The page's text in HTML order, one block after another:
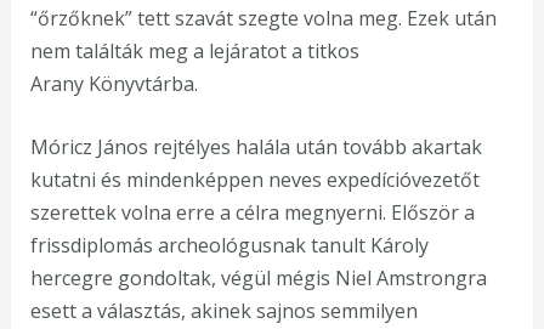
“őrzőknek” tett szavát szegte volna meg. Ezek után
nem találták meg a lejáratot a titkos
Arany Könyvtárba.
Móricz János rejtélyes halála után tovább akartak
kutatni és mindenképpen neves expedícióvezetőt
szerettek volna erre a célra megnyerni. Először a
frissdiplomás archeológusnak tanult Károly
hercegre gondoltak, végül mégis Niel Amstrongra
esett a választás, akinek sajnos semmilyen